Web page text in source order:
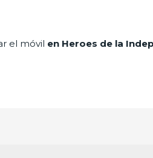
el móvil en Heroes de la